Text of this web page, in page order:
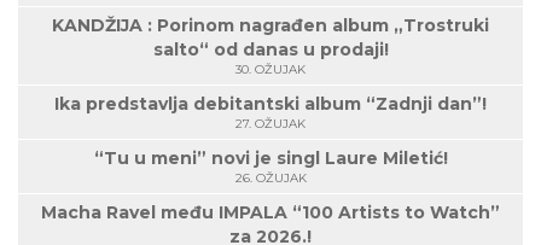
KANDŽIJA : Porinom nagrađen album „Trostruki
salto“ od danas u prodaji!
30. OŽUJAK
Ika predstavlja debitantski album “Zadnji dan”!
27. OŽUJAK
“Tu u meni” novi je singl Laure Miletić!
26. OŽUJAK
Macha Ravel među IMPALA “100 Artists to Watch”
za 2026.!